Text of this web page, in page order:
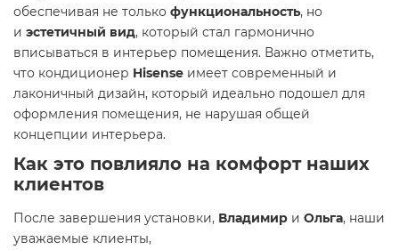
обеспечивая не только функциональность, но
и эстетичный вид, который стал гармонично
вписываться в интерьер помещения. Важно отметить,
что кондиционер Hisense имеет современный и
лаконичный дизайн, который идеально подошел для
оформления помещения, не нарушая общей
концепции интерьера.
Как это повлияло на комфорт наших
клиентов
После завершения установки, Владимир и Ольга, наши
уважаемые клиенты,